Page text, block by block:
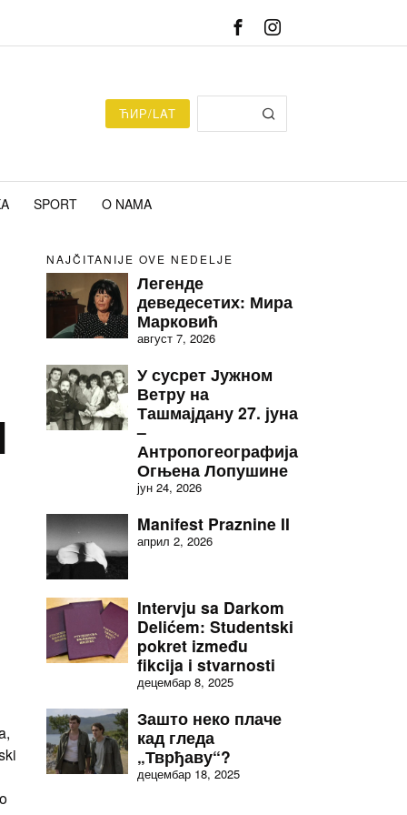
ЋИР/LAT
SPORT O NAMA
NAJČITANIJE OVE NEDELJE
Легенде
деведесетих: Мира
Марковић
август 7, 2026
У сусрет Јужном
Ветру на
Ташмајдану 27. јуна
–
Антропогеографија
Огњена Лопушине
јун 24, 2026
Manifest Praznine II
април 2, 2026
Intervju sa Darkom
Delićem: Studentski
pokret između
fikcija i stvarnosti
децембар 8, 2025
Зашто неко плаче
кад гледа
„Тврђаву“?
децембар 18, 2025